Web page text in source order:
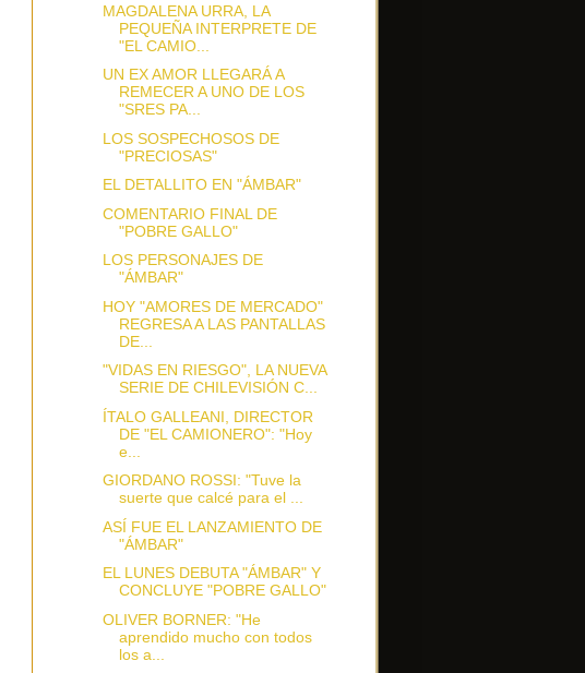
MAGDALENA URRA, LA
PEQUEÑA INTERPRETE DE
"EL CAMIO...
UN EX AMOR LLEGARÁ A
REMECER A UNO DE LOS
"SRES PA...
LOS SOSPECHOSOS DE
"PRECIOSAS"
EL DETALLITO EN "ÁMBAR"
COMENTARIO FINAL DE
"POBRE GALLO"
LOS PERSONAJES DE
"ÁMBAR"
HOY "AMORES DE MERCADO"
REGRESA A LAS PANTALLAS
DE...
"VIDAS EN RIESGO", LA NUEVA
SERIE DE CHILEVISIÓN C...
ÍTALO GALLEANI, DIRECTOR
DE "EL CAMIONERO": "Hoy
e...
GIORDANO ROSSI: "Tuve la
suerte que calcé para el ...
ASÍ FUE EL LANZAMIENTO DE
"ÁMBAR"
EL LUNES DEBUTA "ÁMBAR" Y
CONCLUYE "POBRE GALLO"
OLIVER BORNER: "He
aprendido mucho con todos
los a...